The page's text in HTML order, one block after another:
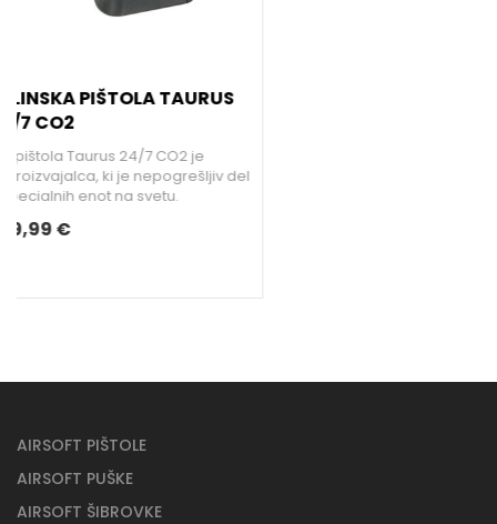
AIRSOFT PIŠTOLE
AIRSOFT PUŠKE
AIRSOFT ŠIBROVKE